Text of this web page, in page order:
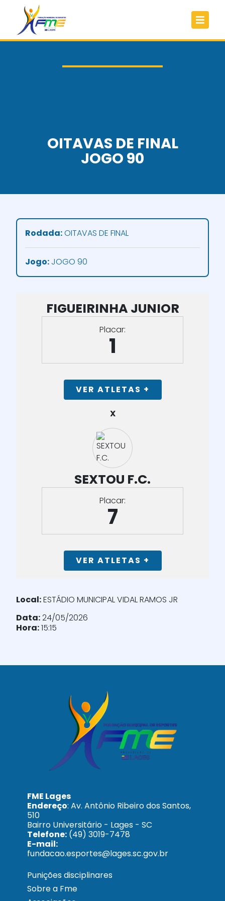
OITAVAS DE FINAL
JOGO 90
FIGUEIRINHA JUNIOR
Placar:
1
VER ATLETAS +
X
SEXTOU F.C.
Placar:
7
VER ATLETAS +
Local:ESTÁDIO MUNICIPAL VIDAL RAMOS JR
Data:24/05/2026
Hora:15:15
Rodada:OITAVAS DE FINAL
Jogo: JOGO 90
FME Lages
Endereço: Av. Antônio Ribeiro dos Santos,
510
Bairro Universitário - Lages - SC
Telefone: (49) 3019-7478
E-mail:
fundacao.esportes@lages.sc.gov.br
Punições disciplinares
Sobre a Fme